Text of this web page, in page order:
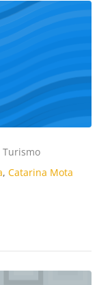
Turismo
, Catarina Mota